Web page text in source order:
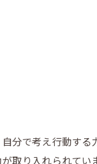
分で考え行動する
取り入れられてい